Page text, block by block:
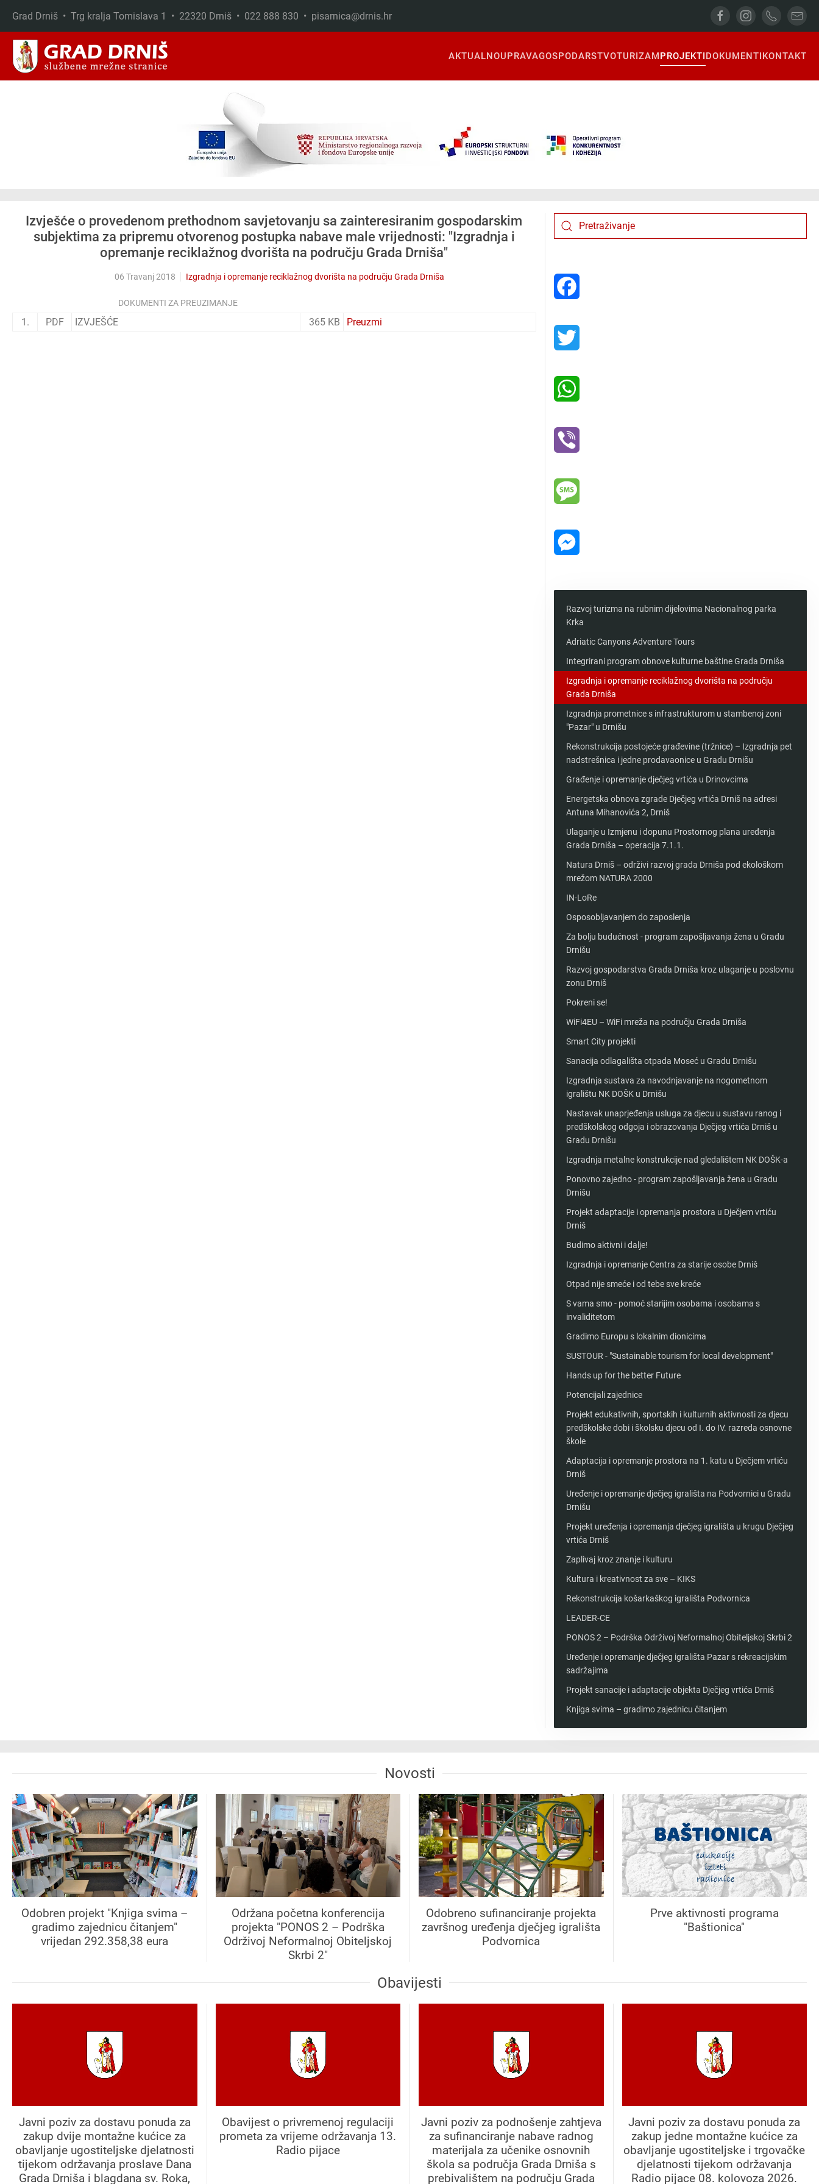
Skip to main content
Grad Drniš • Trg kralja Tomislava 1 • 22320 Drniš • 022 888 830 • pisarnica@drnis.hr
AKTUALNOUPRAVAGOSPODARSTVOTURIZAMPROJEKTIDOKUMENTIKONTAKT
Izvješće o provedenom prethodnom savjetovanju sa zainteresiranim gospodarskim
subjektima za pripremu otvorenog postupka nabave male vrijednosti: "Izgradnja i
opremanje reciklažnog dvorišta na području Grada Drniša"
06 Travanj 2018 Izgradnja i opremanje reciklažnog dvorišta na području Grada Drniša
DOKUMENTI ZA PREUZIMANJE
1. PDF IZVJEŠĆE 365 KB Preuzmi
Razvoj turizma na rubnim dijelovima Nacionalnog parka
Krka
Adriatic Canyons Adventure Tours
Integrirani program obnove kulturne baštine Grada Drniša
Izgradnja i opremanje reciklažnog dvorišta na području
Grada Drniša
Izgradnja prometnice s infrastrukturom u stambenoj zoni
"Pazar" u Drnišu
Rekonstrukcija postojeće građevine (tržnice) – Izgradnja pet
nadstrešnica i jedne prodavaonice u Gradu Drnišu
Građenje i opremanje dječjeg vrtića u Drinovcima
Energetska obnova zgrade Dječjeg vrtića Drniš na adresi
Antuna Mihanovića 2, Drniš
Ulaganje u Izmjenu i dopunu Prostornog plana uređenja
Grada Drniša – operacija 7.1.1.
Natura Drniš – održivi razvoj grada Drniša pod ekološkom
mrežom NATURA 2000
IN-LoRe
Osposobljavanjem do zaposlenja
Za bolju budućnost - program zapošljavanja žena u Gradu
Drnišu
Razvoj gospodarstva Grada Drniša kroz ulaganje u poslovnu
zonu Drniš
Pokreni se!
WiFi4EU – WiFi mreža na području Grada Drniša
Smart City projekti
Sanacija odlagališta otpada Moseć u Gradu Drnišu
Izgradnja sustava za navodnjavanje na nogometnom
igralištu NK DOŠK u Drnišu
Nastavak unaprjeđenja usluga za djecu u sustavu ranog i
predškolskog odgoja i obrazovanja Dječjeg vrtića Drniš u
Gradu Drnišu
Izgradnja metalne konstrukcije nad gledalištem NK DOŠK-a
Ponovno zajedno - program zapošljavanja žena u Gradu
Drnišu
Projekt adaptacije i opremanja prostora u Dječjem vrtiću
Drniš
Budimo aktivni i dalje!
Izgradnja i opremanje Centra za starije osobe Drniš
Otpad nije smeće i od tebe sve kreće
S vama smo - pomoć starijim osobama i osobama s
invaliditetom
Gradimo Europu s lokalnim dionicima
SUSTOUR - "Sustainable tourism for local development"
Hands up for the better Future
Potencijali zajednice
Projekt edukativnih, sportskih i kulturnih aktivnosti za djecu
predškolske dobi i školsku djecu od I. do IV. razreda osnovne
škole
Adaptacija i opremanje prostora na 1. katu u Dječjem vrtiću
Drniš
Uređenje i opremanje dječjeg igrališta na Podvornici u Gradu
Drnišu
Projekt uređenja i opremanja dječjeg igrališta u krugu Dječjeg
vrtića Drniš
Zaplivaj kroz znanje i kulturu
Kultura i kreativnost za sve – KIKS
Rekonstrukcija košarkaškog igrališta Podvornica
LEADER-CE
PONOS 2 – Podrška Održivoj Neformalnoj Obiteljskoj Skrbi 2
Uređenje i opremanje dječjeg igrališta Pazar s rekreacijskim
sadržajima
Projekt sanacije i adaptacije objekta Dječjeg vrtića Drniš
Knjiga svima – gradimo zajednicu čitanjem
Novosti
Odobren projekt "Knjiga svima –
gradimo zajednicu čitanjem"
vrijedan 292.358,38 eura
Održana početna konferencija
projekta "PONOS 2 – Podrška
Održivoj Neformalnoj Obiteljskoj
Skrbi 2"
Odobreno sufinanciranje projekta
završnog uređenja dječjeg igrališta
Podvornica
Prve aktivnosti programa
"Baštionica"
Obavijesti
Javni poziv za dostavu ponuda za
zakup dvije montažne kućice za
obavljanje ugostiteljske djelatnosti
tijekom održavanja proslave Dana
Grada Drniša i blagdana sv. Roka,
Obavijest o privremenoj regulaciji
prometa za vrijeme održavanja 13.
Radio pijace
Javni poziv za podnošenje zahtjeva
za sufinanciranje nabave radnog
materijala za učenike osnovnih
škola sa područja Grada Drniša s
prebivalištem na području Grada
Javni poziv za dostavu ponuda za
zakup jedne montažne kućice za
obavljanje ugostiteljske i trgovačke
djelatnosti tijekom održavanja
Radio pijace 08. kolovoza 2026.